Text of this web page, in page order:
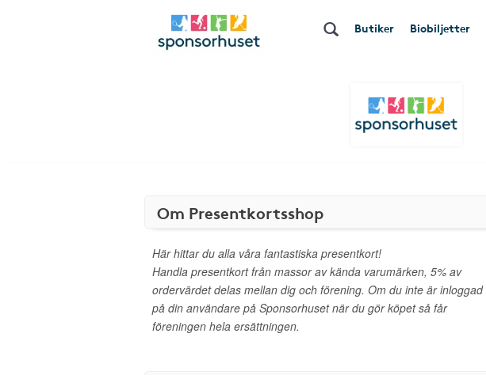
Butiker Biobiljetter
Om Presentkortsshop
Här hittar du alla våra fantastiska presentkort!
Handla presentkort från massor av kända varumärken, 5% av
ordervärdet delas mellan dig och förening. Om du inte är inloggad
på din användare på Sponsorhuset när du gör köpet så får
föreningen hela ersättningen.